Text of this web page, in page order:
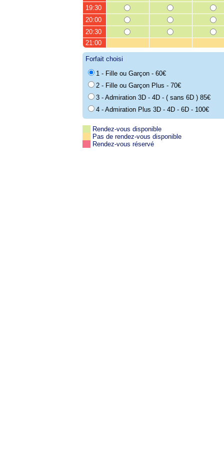
19:30
20:00
20:30
21:00
Forfait choisi
1 - Fille ou Garçon - 60€
2 - Fille ou Garçon Plus - 70€
3 - Admiration 3D - 4D - ( sans 6D ) 85€
4 - Admiration Plus 3D - 4D - 6D - 100€
Rendez-vous disponible
Pas de rendez-vous disponible
Rendez-vous réservé